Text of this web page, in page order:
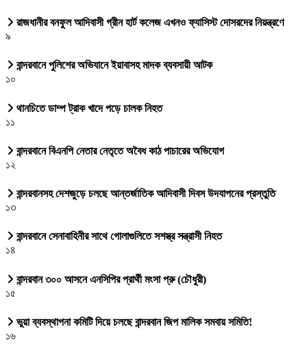
রাজধানীর বনফুল আদিবাসী গ্রীন হার্ট কলেজ এখনও ফ্যাসিস্ট দোসরদের নিয়ন্ত্রণে
৯
বান্দরবানে পুলিশের অভিযানে ইয়াবাসহ মাদক ব্যবসায়ী আটক
১০
থানচিতে ডাম্প ট্রাক খাদে পড়ে চালক নিহত
১১
বান্দরবানে বিএনপি নেতার নেতৃতে অবৈধ কাঠ পাচারের অভিযোগ
১২
বান্দরবানসহ দেশজুড়ে চলছে আন্তর্জাতিক আদিবাসী দিবস উদযাপনের প্রস্তুতি
১৩
বান্দরবানে সেনাবাহিনীর সাথে গোলাগুলিতে সশস্ত্র সন্ত্রাসী নিহত
১৪
বান্দরবান ৩০০ আসনে এনসিপির প্রার্থী মংসা প্রু (চৌধুরী)
১৫
ভুয়া ব্যবস্থাপনা কমিটি দিয়ে চলছে বান্দরবান জিপ মালিক সমবায় সমিতি!
১৬